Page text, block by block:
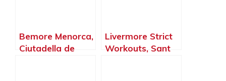
Bemore Menorca,
Ciutadella de
Livermore Strict
Workouts, Sant